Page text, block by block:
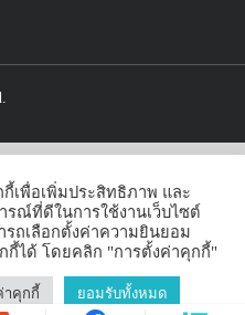
กี้เพื่อเพิ่มประสิทธิภาพ และ
รณ์ที่ดีในการใช้งานเว็บไซต์
ถเลือกตั้งค่าความยินยอม
กี้ได้ โดยคลิก "การตั้งค่าคุกกี้"
าคุกกี้ ยอมรับทั้งหมด